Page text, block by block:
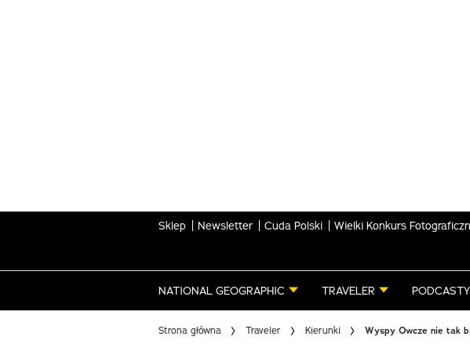
Sklep Newsletter Cuda Polski Wielki Konkurs
NATIONAL GEOGRAPHIC TRAVELER PODCASTY
Strona główna Traveler Kierunki Wyspy Owcze nie tak